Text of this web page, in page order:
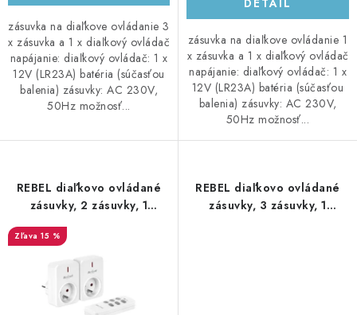
zásuvka na diaľkove ovládanie 3
x zásuvka a 1 x diaľkový ovládač
napájanie: diaľkový ovládač: 1 x
12V (LR23A) batéria (súčasťou
balenia) zásuvky: AC 230V,
50Hz možnosť...
DETAIL
zásuvka na diaľkove ovládanie 1
x zásuvka a 1 x diaľkový ovládač
napájanie: diaľkový ovládač: 1 x
12V (LR23A) batéria (súčasťou
balenia) zásuvky: AC 230V,
50Hz možnosť...
REBEL diaľkovo ovládané
zásuvky, 2 zásuvky, 1
diaľkový ovládač
15 %
REBEL diaľkovo ovládané
zásuvky, 3 zásuvky, 1